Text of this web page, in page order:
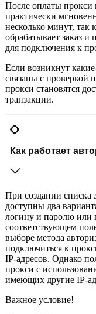
После оплаты прокси
практически
несколько минут, так
обрабатывает заказ
для подключения к
Если возникнут
связаны с проверкой
прокси становятся
транзакции.
Как работает
При создании списка
доступны два
логину и паролю или
соответствующем
выборе метода
подключиться к
IP-адресов. Однако
прокси с
имеющих другие IP-
Важное условие!